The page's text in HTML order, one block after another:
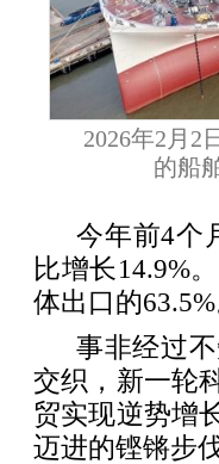
2026年2月2
的船
今年前4个
比增长14.9%
体出口的63.5%
事非经过
交织，新一轮
贸实现逆势增
迈进的铿锵步伐